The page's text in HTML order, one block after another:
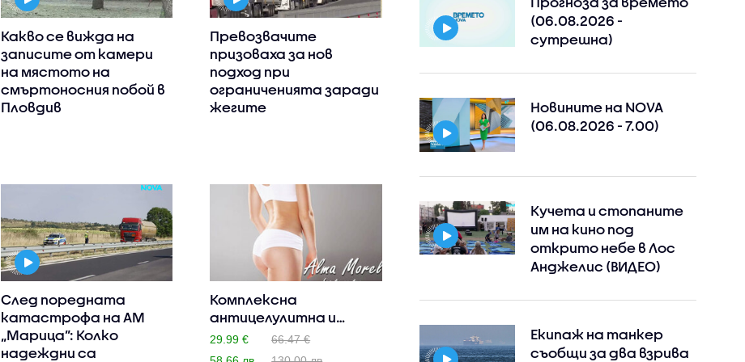
Какво се вижда на
записите от камери
на мястото на
смъртоносния побой в
Пловдив
Превозвачите
призоваха за нов
подход при
ограниченията заради
жегите
След поредната
катастрофа на АМ
„Марица”: Колко
надеждни са
Комплексна
антицелулитна и
отслабваща процед..
29.99 €
66.47 €
(06.08.2026 -
сутрешна)
Новините на NOVA
(06.08.2026 - 7.00)
Кучета и стопаните
им на кино под
открито небе в Лос
Анджелис (ВИДЕО)
Екипаж на танкер
съобщи за два взрива